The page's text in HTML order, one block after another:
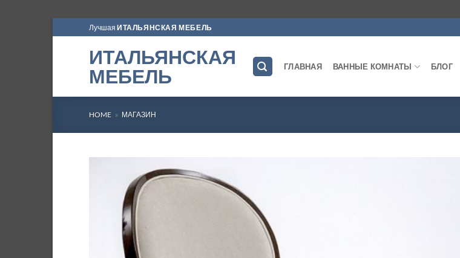
to
Лучшая ИТАЛЬЯНСКАЯ МЕБЕЛЬ
ИТАЛЬЯНСКАЯ
МЕБЕЛЬ
ГЛАВНАЯ ВАННЫЕ КОМНАТЫ БЛОГ
HOME » МАГАЗИН